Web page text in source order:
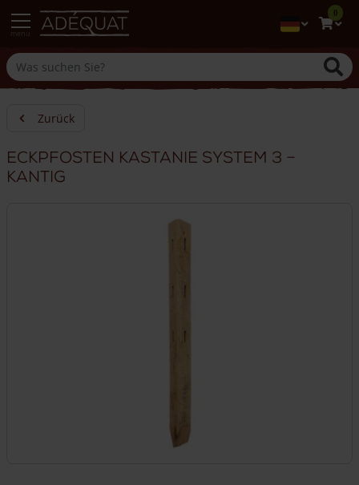
0
Zurück
Eckpfosten Kastanie System 3 –
Kantig